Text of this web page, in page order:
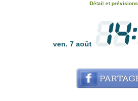
Détail et prévisions
ven. 7 août